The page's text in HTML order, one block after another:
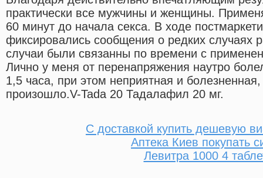
практически все мужчины и женщины.
60 минут до начала секса. В ходе
фиксировались сообщения о редких случаях
случаи были связанны по времени с
Лично у меня от перенапряжения наутро
1,5 часа, при этом неприятная и
произошло.V-Tada 20 Тадалафил 20 мг.
С доставкой купить дешевую
Аптека Киев покупать
Левитра 1000 4